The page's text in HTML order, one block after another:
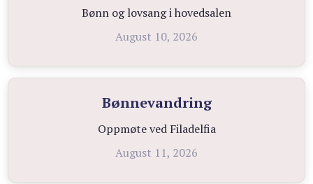
Bønn og lovsang i hovedsalen
August 10, 2026
Bønnevandring
Oppmøte ved Filadelfia
August 11, 2026